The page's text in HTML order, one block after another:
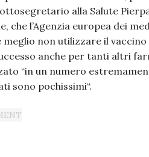
alla Salute
che l’Agenzia europea dei
non utilizzare il
anche per tanti altri
“in un numero
sono pochissimi“.